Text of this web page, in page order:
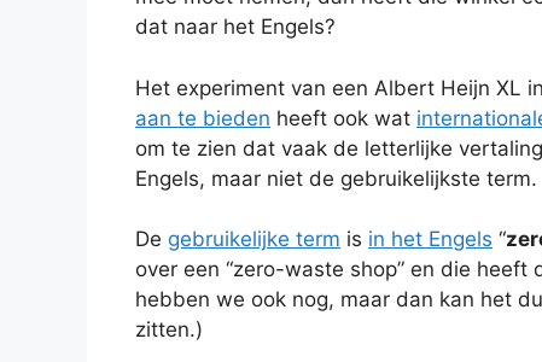
dat naar het Engels?
Het experiment van een Albert Heijn XL
aan te bieden heeft ook wat
om te zien dat vaak de letterlijke
Engels, maar niet de gebruikelijkste term.
De gebruikelijke term is in het Engels “
over een “zero-waste shop” en die heeft
hebben we ook nog, maar dan kan het
zitten.)